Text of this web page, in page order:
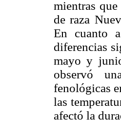
mientras
de raza
En cuanto
diferencias
mayo y
observó
fenológicas
las
afectó la